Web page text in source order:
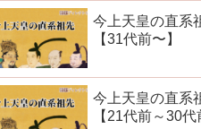
今上天皇の直系
【31代前〜】
今上天皇の直系
【21代前～30代